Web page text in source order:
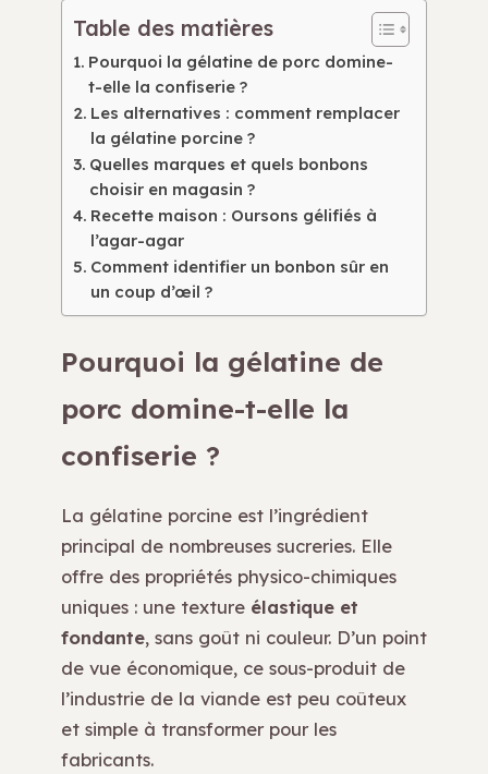
Table des matières
Pourquoi la gélatine de porc domine-
t-elle la confiserie ?
Les alternatives : comment remplacer
la gélatine porcine ?
Quelles marques et quels bonbons
choisir en magasin ?
Recette maison : Oursons gélifiés à
l’agar-agar
Comment identifier un bonbon sûr en
un coup d’œil ?
Pourquoi la gélatine de
porc domine-t-elle la
confiserie ?
La gélatine porcine est l’ingrédient
principal de nombreuses sucreries. Elle
offre des propriétés physico-chimiques
uniques : une texture élastique et
fondante, sans goût ni couleur. D’un point
de vue économique, ce sous-produit de
l’industrie de la viande est peu coûteux
et simple à transformer pour les
fabricants.